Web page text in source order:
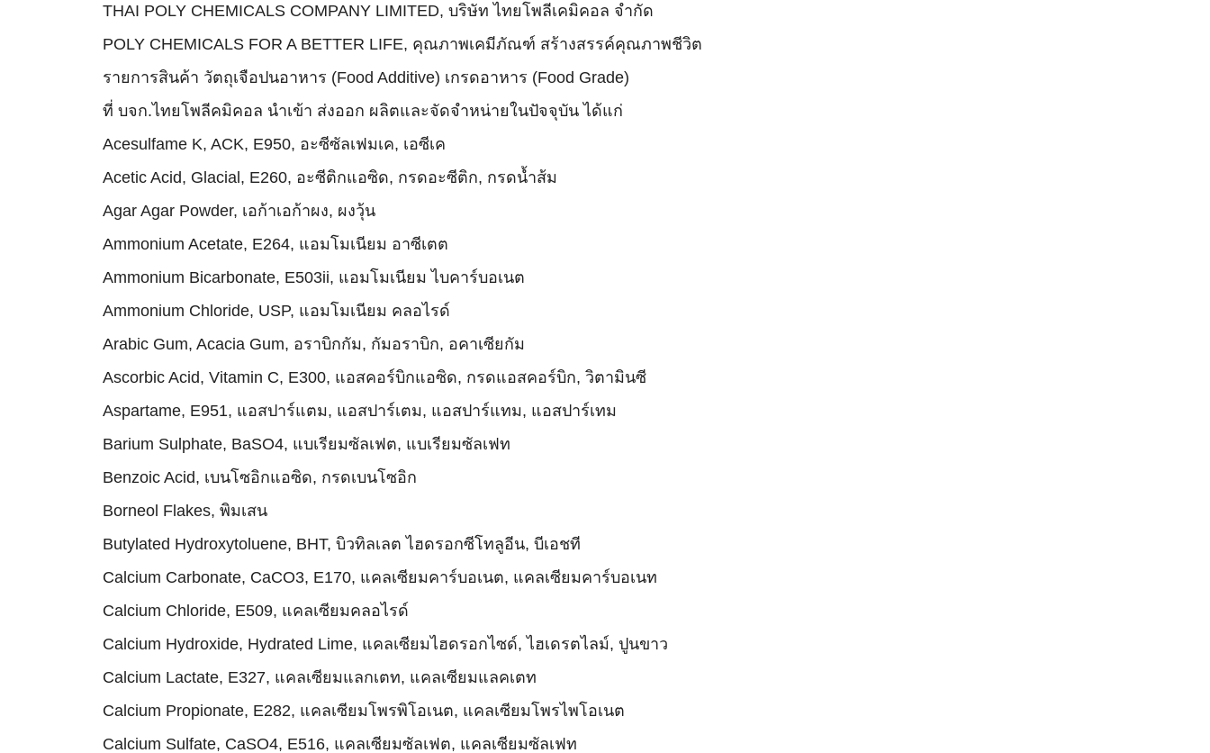
THAI POLY CHEMICALS COMPANY LIMITED, บริษัท ไทยโพลีเคมิคอล จำกัด
POLY CHEMICALS FOR A BETTER LIFE, คุณภาพเคมีภัณฑ์ สร้างสรรค์คุณภาพชีวิต
รายการสินค้า วัตถุเจือปนอาหาร (Food Additive) เกรดอาหาร (Food Grade)
ที่ บจก.ไทยโพลีคมิคอล นำเข้า ส่งออก ผลิตและจัดจำหน่ายในปัจจุบัน ได้แก่
Acesulfame K, ACK, E950, อะซีซัลเฟมเค, เอซีเค
Acetic Acid, Glacial, E260, อะซีติกแอซิด, กรดอะซีติก, กรดน้ำส้ม
Agar Agar Powder, เอก้าเอก้าผง, ผงวุ้น
Ammonium Acetate, E264, แอมโมเนียม อาซีเตต
Ammonium Bicarbonate, E503ii, แอมโมเนียม ไบคาร์บอเนต
Ammonium Chloride, USP, แอมโมเนียม คลอไรด์
Arabic Gum, Acacia Gum, อราบิกกัม, กัมอราบิก, อคาเซียกัม
Ascorbic Acid, Vitamin C, E300, แอสคอร์บิกแอซิด, กรดแอสคอร์บิก, วิตามินซี
Aspartame, E951, แอสปาร์แตม, แอสปาร์เตม, แอสปาร์แทม, แอสปาร์เทม
Barium Sulphate, BaSO4, แบเรียมซัลเฟต, แบเรียมซัลเฟท
Benzoic Acid, เบนโซอิกแอซิด, กรดเบนโซอิก
Borneol Flakes, พิมเสน
Butylated Hydroxytoluene, BHT, บิวทิลเลต ไฮดรอกซีโทลูอีน, บีเอชที
Calcium Carbonate, CaCO3, E170, แคลเซียมคาร์บอเนต, แคลเซียมคาร์บอเนท
Calcium Chloride, E509, แคลเซียมคลอไรด์
Calcium Hydroxide, Hydrated Lime, แคลเซียมไฮดรอกไซด์, ไฮเดรตไลม์, ปูนขาว
Calcium Lactate, E327, แคลเซียมแลกเตท, แคลเซียมแลคเตท
Calcium Propionate, E282, แคลเซียมโพรพิโอเนต, แคลเซียมโพรไพโอเนต
Calcium Sulfate, CaSO4, E516, แคลเซียมซัลเฟต, แคลเซียมซัลเฟท